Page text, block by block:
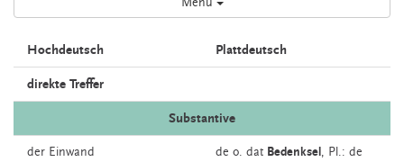
Hochdeutsch Plattdeutsch
direkte Treffer
Substantive
der Einwand de o. dat Bedenksel , Pl.: de